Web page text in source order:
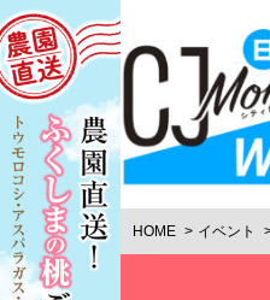
HOME イベント